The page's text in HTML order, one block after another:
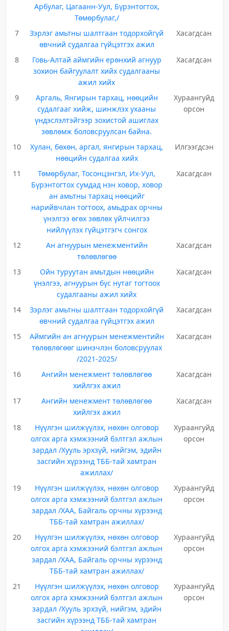
Арбулаг, Цагаанн-Уул, Бүрэнтогтох,
Төмөрбулаг,/
7
Зэрлэг амьтны шалтгаан тодорхойгүй
өвчний судалгаа гүйцэтгэх ажил
Хасагдсан
8
Говь-Алтай аймгийн ерөнхий агнуур
зохион байгуулалт хийх судалгааны
ажил хийх
Хасагдсан
9
Аргаль, Янгирын тархац, нөөцийн
судалгааг хийж, шинжлэх ухааны
үндэслэлтэйгээр зохистой ашиглах
зөвлөмж боловсруулсан байна.
Хураангуйд
орсон
10
Хулан, бөхөн, аргал, янгирын тархац,
нөөцийн судалгаа хийх
Илгээгдсэн
11
Төмөрбулаг, Тосонцэнгэл, Их-Уул,
Бүрэнтогтох сумдад нэн ховор, ховор
ан амьтны тархац нөөцийг
нарийвчлан тогтоох, амьдрах орчны
үнэлгээ өгөх зөвлөх үйлчилгээ
нийлүүлэх гүйцэтгэгч сонгох
Хасагдсан
12
Ан агнуурын менежментийн
төлөвлөгөө
Хасагдсан
13
Ойн туруутан амьтдын нөөцийн
үнэлгээ, агнуурын бүс нутаг тогтоох
судалгааны ажил хийх
Хасагдсан
14
Зэрлэг амьтны шалтгаан тодорхойгүй
өвчний судалгаа гүйцэтгэх ажил
Хасагдсан
15
Аймгийн ан агнуурын менежментийн
төлөвлөгөөг шинэчлэн боловсруулах
/2021-2025/
Хасагдсан
16
Ангийн менежмент төлөвлөгөө
хийлгэх ажил
Хасагдсан
17
Ангийн менежмент төлөвлөгөө
хийлгэх ажил
Хасагдсан
18
Нүүлгэн шилжүүлэх, нөхөн олговор
олгох арга хэмжээний бэлтгэл ажлын
зардал /Хууль эрхзүй, нийгэм, эдийн
засгийн хүрээнд ТББ-тай хамтран
ажиллах/
Хураангуйд
орсон
19
Нүүлгэн шилжүүлэх, нөхөн олговор
олгох арга хэмжээний бэлтгэл ажлын
зардал /ХАА, Байгаль орчны хүрээнд
ТББ-тай хамтран ажиллах/
Хураангуйд
орсон
20
Нүүлгэн шилжүүлэх, нөхөн олговор
олгох арга хэмжээний бэлтгэл ажлын
зардал /ХАА, Байгаль орчны хүрээнд
ТББ-тай хамтран ажиллах/
Хураангуйд
орсон
21
Нүүлгэн шилжүүлэх, нөхөн олговор
олгох арга хэмжээний бэлтгэл ажлын
зардал /Хууль эрхзүй, нийгэм, эдийн
засгийн хүрээнд ТББ-тай хамтран
Хураангуйд
орсон